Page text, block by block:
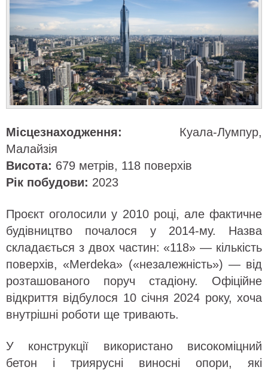
Місцезнаходження: Куала-Лумпур,
Малайзія
Висота: 679 метрів, 118 поверхів
Рік побудови: 2023
Проєкт оголосили у 2010 році, але фактичне
будівництво почалося у 2014-му. Назва
складається з двох частин: «118» — кількість
поверхів, «Merdeka» («незалежність») — від
розташованого поруч стадіону. Офіційне
відкриття відбулося 10 січня 2024 року, хоча
внутрішні роботи ще тривають.
У конструкції використано високоміцний
бетон і триярусні виносні опори, які